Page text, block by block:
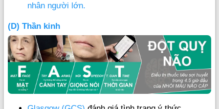
nhân người lớn.
(D) Thần kinh